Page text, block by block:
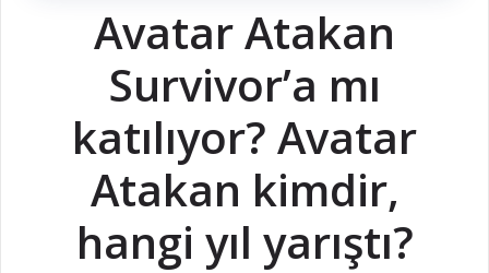
Avatar Atakan
Survivor’a mı
katılıyor? Avatar
Atakan kimdir,
hangi yıl yarıştı?